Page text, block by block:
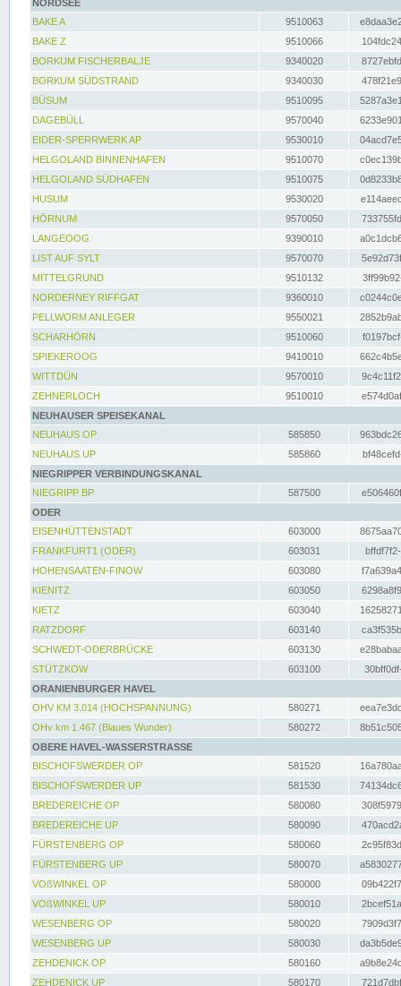
NORDSEE
BAKE A
9510063
BAKE Z
9510066
BORKUM FISCHERBALJE
9340020
BORKUM SÜDSTRAND
9340030
BÜSUM
9510095
DAGEBÜLL
9570040
EIDER-SPERRWERK AP
9530010
HELGOLAND BINNENHAFEN
9510070
HELGOLAND SÜDHAFEN
9510075
HUSUM
9530020
HÖRNUM
9570050
LANGEOOG
9390010
LIST AUF SYLT
9570070
MITTELGRUND
9510132
NORDERNEY RIFFGAT
9360010
PELLWORM ANLEGER
9550021
SCHARHÖRN
9510060
SPIEKEROOG
9410010
WITTDÜN
9570010
ZEHNERLOCH
9510010
NEUHAUSER SPEISEKANAL
NEUHAUS OP
585850
NEUHAUS UP
585860
NIEGRIPPER VERBINDUNGSKANAL
NIEGRIPP BP
587500
ODER
EISENHÜTTENSTADT
603000
FRANKFURT1 (ODER)
603031
HOHENSAATEN-FINOW
603080
KIENITZ
603050
KIETZ
603040
RATZDORF
603140
SCHWEDT-ODERBRÜCKE
603130
STÜTZKOW
603100
ORANIENBURGER HAVEL
OHV KM 3.014 (HOCHSPANNUNG)
580271
OHv km 1.467 (Blaues Wunder)
580272
OBERE HAVEL-WASSERSTRASSE
BISCHOFSWERDER OP
581520
BISCHOFSWERDER UP
581530
BREDEREICHE OP
580080
BREDEREICHE UP
580090
FÜRSTENBERG OP
580060
FÜRSTENBERG UP
580070
VOßWINKEL OP
580000
VOßWINKEL UP
580010
WESENBERG OP
580020
WESENBERG UP
580030
ZEHDENICK OP
580160
ZEHDENICK UP
580170